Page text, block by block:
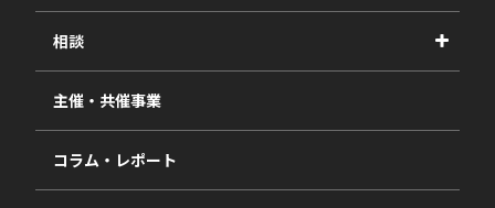
2026年度
2025年度
2024年度
2023年度
過去の採択一覧
相談
視察・ヒアリング・研究
相談依頼フォーム
主催・共催事業
コラム・レポート